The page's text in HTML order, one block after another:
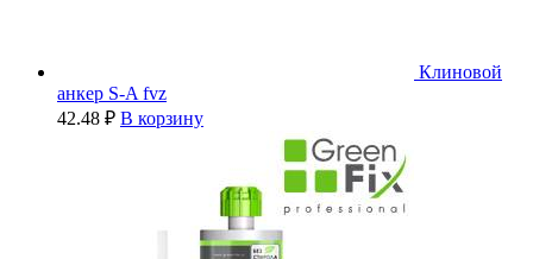
Клиновой
анкер S-A fvz
42.48 ₽ В корзину